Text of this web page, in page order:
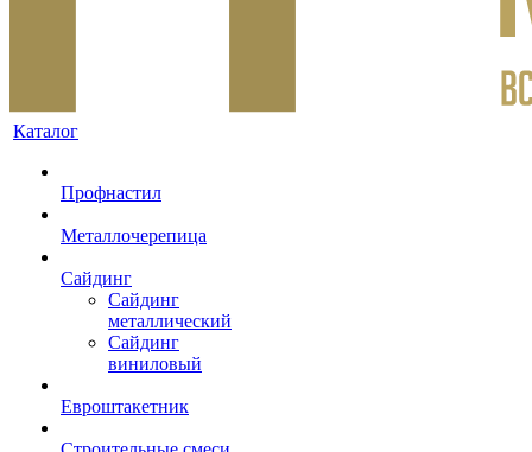
Каталог
Профнастил
Металлочерепица
Сайдинг
Сайдинг
металлический
Сайдинг
виниловый
Евроштакетник